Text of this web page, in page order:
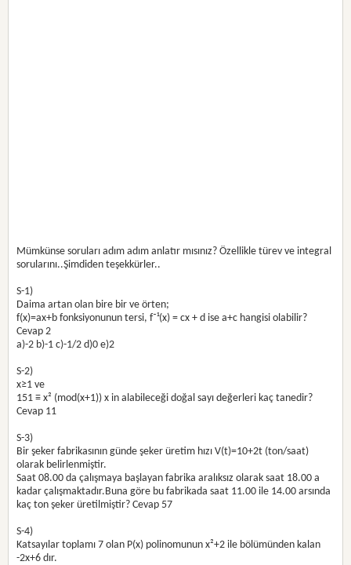
Mümkünse soruları adım adım anlatır mısınız? Özellikle türev ve integral
sorularını..Şimdiden teşekkürler..
S-1)
Daima artan olan bire bir ve örten;
f(x)=ax+b fonksiyonunun tersi, f⁻¹(x) = cx + d ise a+c hangisi olabilir?
Cevap 2
a)-2 b)-1 c)-1/2 d)0 e)2
S-2)
x≥1 ve
151 ≡ x² (mod(x+1)) x in alabileceği doğal sayı değerleri kaç tanedir?
Cevap 11
S-3)
Bir şeker fabrikasının günde şeker üretim hızı V(t)=10+2t (ton/saat)
olarak belirlenmiştir.
Saat 08.00 da çalışmaya başlayan fabrika aralıksız olarak saat 18.00 a
kadar çalışmaktadır.Buna göre bu fabrikada saat 11.00 ile 14.00 arsında
kaç ton şeker üretilmiştir? Cevap 57
S-4)
Katsayılar toplamı 7 olan P(x) polinomunun x²+2 ile bölümünden kalan
-2x+6 dır.